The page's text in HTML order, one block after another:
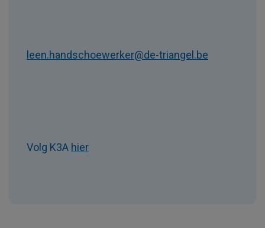
leen.handschoewerker@de-triangel.be
Volg K3A hier